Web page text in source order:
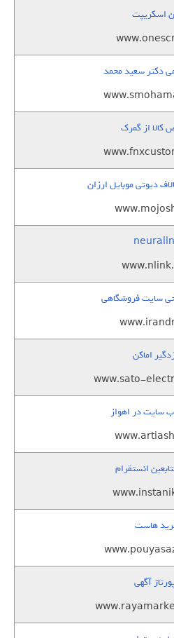
اسکریپت
دکتر سعید محمد
کالا از گمرک
دیوتی موبایل ارزان
سایت فروشگاهی
اماکن
www.sato-
سایت در اهواز
انستقرام
هاست
آگهی